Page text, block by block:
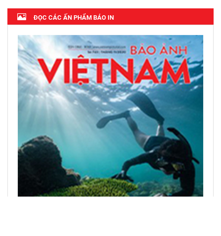
ĐỌC CÁC ẤN PHẨM BÁO IN